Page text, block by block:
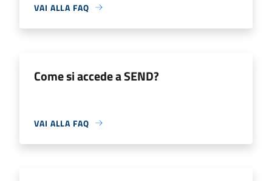
VAI ALLA FAQ
Come si accede a SEND?
VAI ALLA FAQ